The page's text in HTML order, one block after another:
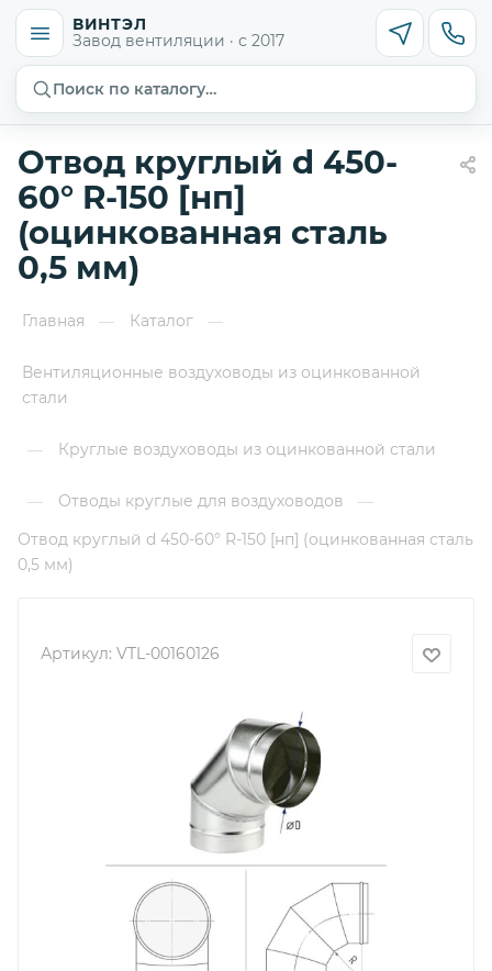
ВИНТЭЛ
Завод вентиляции · с 2017
Поиск по каталогу…
Отвод круглый d 450-
60° R-150 [нп]
(оцинкованная сталь
0,5 мм)
Главная — Каталог —
Вентиляционные воздуховоды из оцинкованной
стали
— Круглые воздуховоды из оцинкованной стали
— Отводы круглые для воздуховодов
—
Отвод круглый d 450-60° R-150 [нп] (оцинкованная сталь
0,5 мм)
Артикул: VTL-00160126